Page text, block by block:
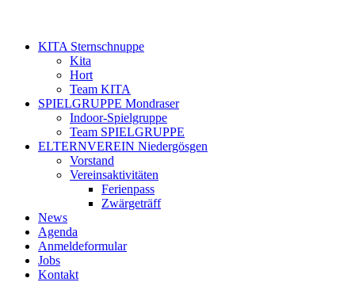
KITA Sternschnuppe
Kita
Hort
Team KITA
SPIELGRUPPE Mondraser
Indoor-Spielgruppe
Team SPIELGRUPPE
ELTERNVEREIN Niedergösgen
Vorstand
Vereinsaktivitäten
Ferienpass
Zwärgeträff
News
Agenda
Anmeldeformular
Jobs
Kontakt